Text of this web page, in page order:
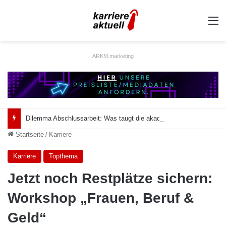
ARKM.marketing
Startseite / Karriere
Karriere Topthema
Jetzt noch Restplätze sichern:
Workshop „Frauen, Beruf &
Geld“